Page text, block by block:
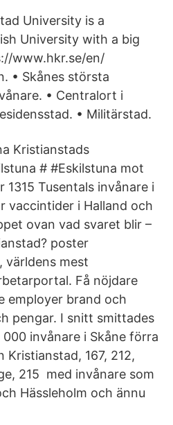
University is a
University with a big
www.hkr.se/en/
• Skånes största
• Centralort i
• Militärstad.
Kristianstads
# #Eskilstuna mot
1315 Tusentals invånare i
vaccintider i Halland och
ovan vad svaret blir –
poster
världens mest
Få nöjdare
employer brand och
pengar. I snitt smittades
invånare i Skåne förra
Kristianstad, 167, 212,
215 med invånare som
Hässleholm och ännu